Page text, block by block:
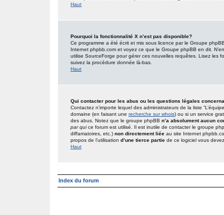
Haut
Pourquoi la fonctionnalité X n’est pas disponible?
Ce programme a été écrit et mis sous licence par le Groupe
Internet phpbb.com et voyez ce que le Groupe phpBB en dit.
utilise SourceForge pour gérer ces nouvelles requêtes. Lisez les
suivez la procédure donnée là-bas.
Haut
Qui contacter pour les abus ou les questions légales
Contactez n’importe lequel des administrateurs de la liste
domaine (en faisant une recherche sur whois) ou si un service
des abus. Notez que le groupe phpBB n’a absolument aucun
par quice forum est utilisé. Il est inutile de contacter le groupe
diffamatoires, etc.) non directement liée au site Internet
propos de l’utilisation d’une tierce partie de ce logiciel vous
Haut
Index du forum